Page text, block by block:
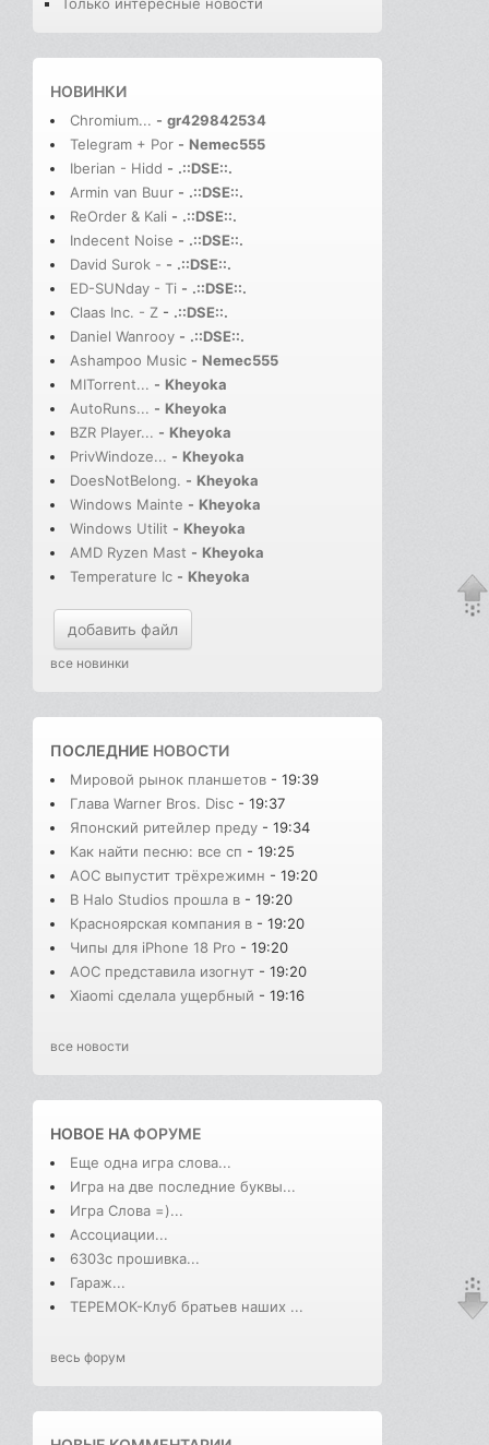
Только интересные новости
НОВИНКИ
Chromium... - gr429842534
Telegram + Por - Nemec555
Iberian - Hidd - .::DSE::.
Armin van Buur - .::DSE::.
ReOrder & Kali - .::DSE::.
Indecent Noise - .::DSE::.
David Surok - - .::DSE::.
ED-SUNday - Ti - .::DSE::.
Claas Inc. - Z - .::DSE::.
Daniel Wanrooy - .::DSE::.
Ashampoo Music - Nemec555
MITorrent... - Kheyoka
AutoRuns... - Kheyoka
BZR Player... - Kheyoka
PrivWindoze... - Kheyoka
DoesNotBelong. - Kheyoka
Windows Mainte - Kheyoka
Windows Utilit - Kheyoka
AMD Ryzen Mast - Kheyoka
Temperature Ic - Kheyoka
добавить файл
все новинки
ПОСЛЕДНИЕ НОВОСТИ
Мировой рынок планшетов - 19:39
Глава Warner Bros. Disc - 19:37
Японский ритейлер преду - 19:34
Как найти песню: все сп - 19:25
AOC выпустит трёхрежимн - 19:20
В Halo Studios прошла в - 19:20
Красноярская компания в - 19:20
Чипы для iPhone 18 Pro - 19:20
AOC представила изогнут - 19:20
Xiaomi сделала ущербный - 19:16
все новости
НОВОЕ НАФОРУМЕ
Еще одна игра слова...
Игра на две последние буквы...
Игра Слова =)...
Ассоциации...
6303с прошивка...
Гараж...
ТЕРЕМОК-Клуб братьев наших ...
весь форум